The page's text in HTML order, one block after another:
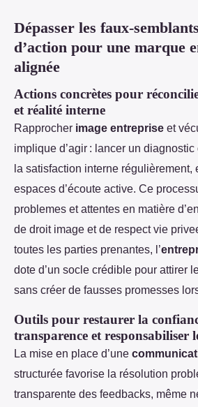
Dépasser les faux-
d’action pour une marque
alignée
Actions concrètes pour
et réalité interne
Rapprocher image entreprise et
implique d’agir : lancer un
la satisfaction interne régulièrement,
espaces d’écoute active. Ce
problemes et attentes en matière
de droit image et de respect vie
toutes les parties prenantes, l’
dote d’un socle crédible pour attirer
sans créer de fausses promesses
Outils pour restaurer la
transparence et responsabiliser
La mise en place d’une
structurée favorise la résolution
transparente des feedbacks, même